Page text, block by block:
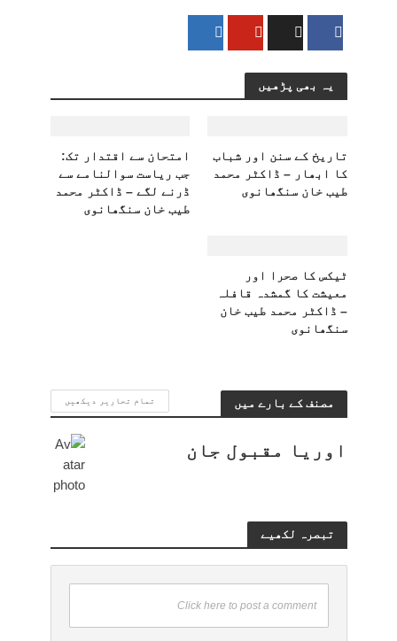
یہ بھی پڑھیں
تاریخ کے سنن اور شباب
کا ابھار – ڈاکٹر محمد
طیب خان سنگھانوی
امتحان سے اقتدار تک:
جب ریاست سوالنامے سے
ڈرنے لگے – ڈاکٹر محمد
طیب خان سنگھانوی
ٹیکس کا صحرا اور
معیشت کا گمشدہ قافلہ
– ڈاکٹر محمد طیب خان
سنگھانوی
مصنف کے بارے میں تمام تحاریر دیکھیں
اوریا مقبول جان
تبصرہ لکھیے
Click here to post a comment